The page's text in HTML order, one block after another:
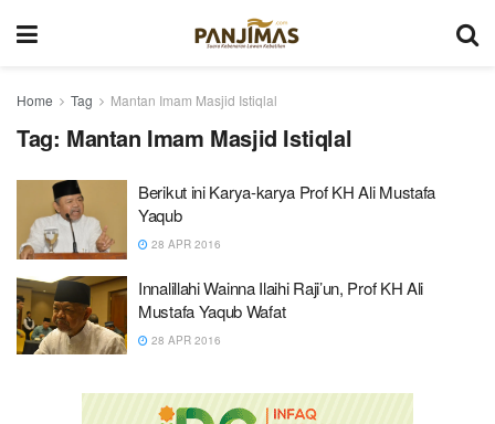
Home Tag Mantan Imam Masjid Istiqlal
Tag: Mantan Imam Masjid Istiqlal
Berikut ini Karya-karya Prof KH Ali Mustafa
Yaqub
28 APR 2016
Innalillahi Wainna Ilaihi Raji’un, Prof KH Ali
Mustafa Yaqub Wafat
28 APR 2016